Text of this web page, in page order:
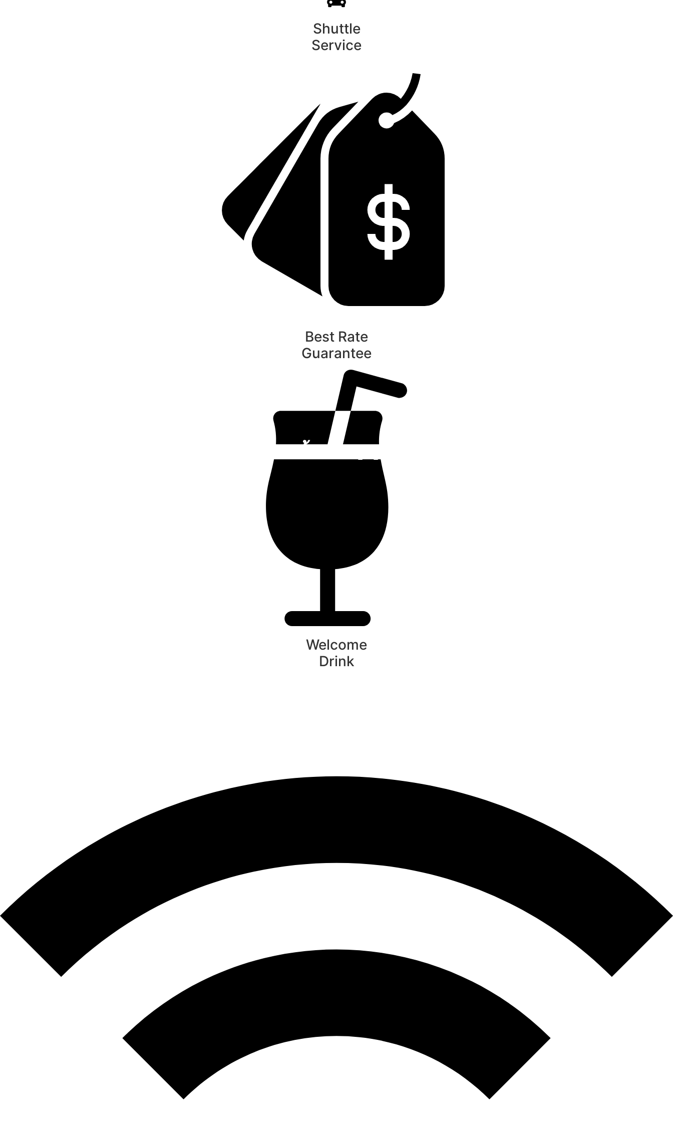
นับหิ่งห้อย ร้อยลำพู ดูพระจันทร์
Shuttle
Service
Best Rate
Guarantee
Welcome
Drink